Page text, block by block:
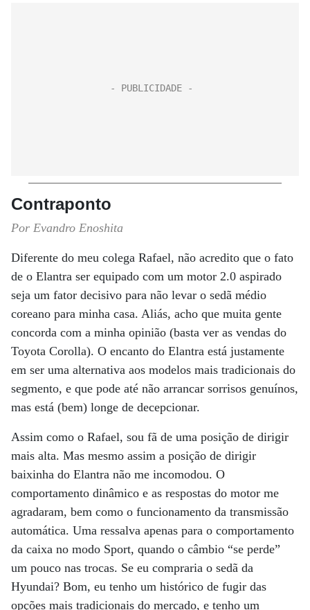
Contraponto
Por Evandro Enoshita
Diferente do meu colega Rafael, não acredito que o fato
de o Elantra ser equipado com um motor 2.0 aspirado
seja um fator decisivo para não levar o sedã médio
coreano para minha casa. Aliás, acho que muita gente
concorda com a minha opinião (basta ver as vendas do
Toyota Corolla). O encanto do Elantra está justamente
em ser uma alternativa aos modelos mais tradicionais do
segmento, e que pode até não arrancar sorrisos genuínos,
mas está (bem) longe de decepcionar.
Assim como o Rafael, sou fã de uma posição de dirigir
mais alta. Mas mesmo assim a posição de dirigir
baixinha do Elantra não me incomodou. O
comportamento dinâmico e as respostas do motor me
agradaram, bem como o funcionamento da transmissão
automática. Uma ressalva apenas para o comportamento
da caixa no modo Sport, quando o câmbio “se perde”
um pouco nas trocas. Se eu compraria o sedã da
Hyundai? Bom, eu tenho um histórico de fugir das
opções mais tradicionais do mercado, e tenho um